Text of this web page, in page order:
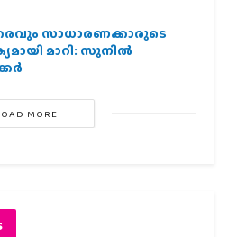
സാധാരണക്കാരുടെ
മാറി: സുനിൽ
MORE